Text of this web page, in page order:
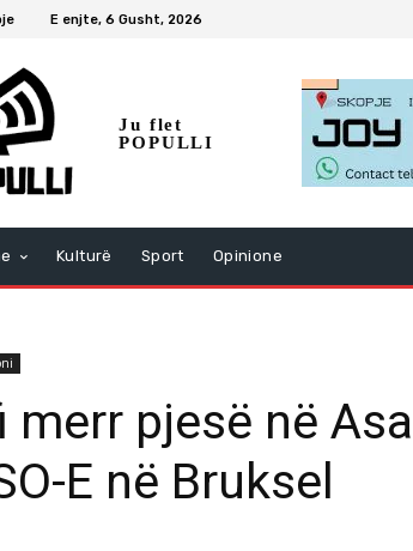
E enjte, 6 Gusht, 2026
Ju flet
POPULLI
Kulturë Sport Opinione
merr pjesë në
E në Bruksel